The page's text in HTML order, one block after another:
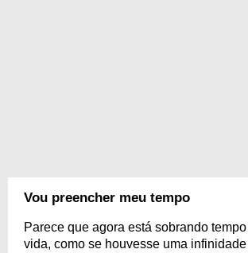
Vou preencher meu tempo
Parece que agora está sobrando
vida, como se houvesse uma